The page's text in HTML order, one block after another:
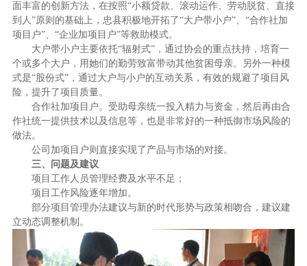
面丰富的创新方法，在按照“小额贷款、滚动运作、劳动脱贫、直接
到人”原则的基础上，忠县积极地开拓了“大户带小户”、“合作社加
项目户”、“企业加项目户”等救助模式。
大户带小户主要依托“辐射式”，通过协会的重点扶持，培育一
个或多个大户，用她们的勤劳致富带动其他贫困母亲。另外一种模
式是“股份式”，通过大户与小户的互动关系，有效的规避了项目风
险，提升了项目质量。
合作社加项目户。受助母亲统一投入精力与资金，然后再由合
作社统一提供技术以及信息等，也是非常好的一种抵御市场风险的
做法。
公司加项目户则直接实现了产品与市场的对接。
三、问题及建议
项目工作人员管理经费及水平不足；
项目工作风险逐年增加。
部分项目管理办法建议与新的时代形势与政策相吻合，建议建
立动态调整机制。